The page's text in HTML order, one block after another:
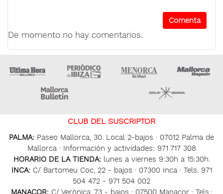
De momento no hay comentarios.
Ultima Hora Ultima hora Ibiza Menorca • Es Diari
CLUB DEL SUSCRIPTOR
PALMA: Paseo Mallorca, 30. Local 2-bajos · 07012 Palma de
Mallorca · Información y actividades: 971 717 308
HORARIO DE LA TIENDA: lunes a viernes 9:30h a 15:30h.
INCA: C/ Bartomeu Coc, 22 - bajos · 07300 Inca · Tels. 971
504 472 - 971 504 002
MANACOR: C/ Verònica, 73 - bajos · 07500 Manacor · Tels.: